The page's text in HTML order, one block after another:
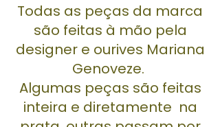
Todas as peças da marca
são feitas à mão pela
designer e ourives Mariana
Genoveze.
Algumas peças são feitas
inteira e diretamente na